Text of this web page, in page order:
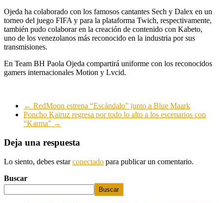
Ojeda ha colaborado con los famosos cantantes Sech y Dalex en un
torneo del juego FIFA y para la plataforma Twich, respectivamente,
también pudo colaborar en la creación de contenido con Kabeto,
uno de los venezolanos más reconocido en la industria por sus
transmisiones.
En Team BH Paola Ojeda compartirá uniforme con los reconocidos
gamers internacionales Motion y Lvcid.
← RedMoon estrena “Escándalo” junto a Blue Maark
Poncho Kairuz regresa por todo lo alto a los escenarios con
“Karma” →
Deja una respuesta
Lo siento, debes estarconectado para publicar un comentario.
Buscar
Buscar